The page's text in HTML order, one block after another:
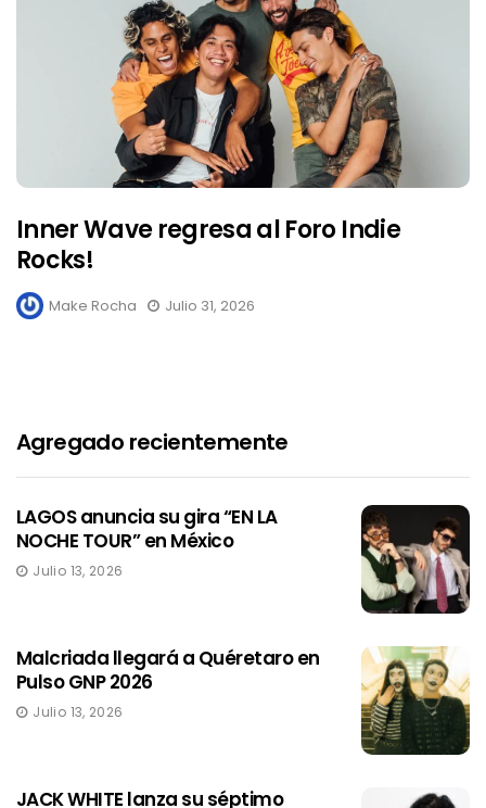
Inner Wave regresa al Foro Indie
Rocks!
Make Rocha Julio 31, 2026
Agregado recientemente
LAGOS anuncia su gira “EN LA
NOCHE TOUR” en México
Julio 13, 2026
Malcriada llegará a Quéretaro en
Pulso GNP 2026
Julio 13, 2026
JACK WHITE lanza su séptimo